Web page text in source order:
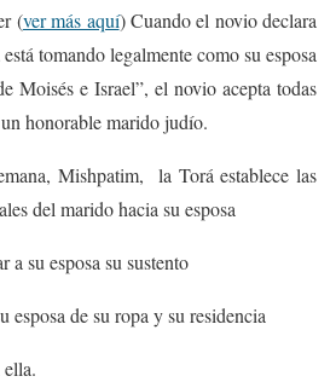
(ver más aquí) Cuando el novio declara
tomando legalmente como su esposa
Moisés e Israel”, el novio acepta todas
honorable marido judío.
Mishpatim, la Torá establece las
del marido hacia su esposa
a su esposa su sustento
esposa de su ropa y su residencia